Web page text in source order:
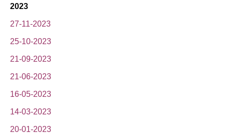
2023
27-11-2023
25-10-2023
21-09-2023
21-06-2023
16-05-2023
14-03-2023
20-01-2023